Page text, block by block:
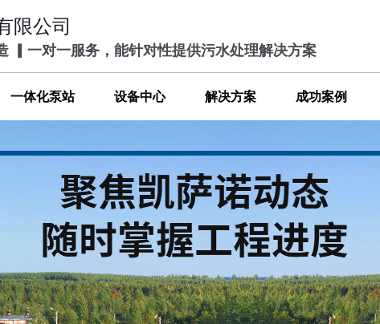
限公司
▎一对一服务，能针对性提供污水处理解决方案
一体化泵站 设备中心 解决方案 成功案例